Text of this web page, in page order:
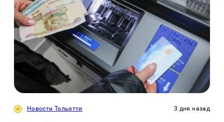
Новости Тольятти 3 дня назад